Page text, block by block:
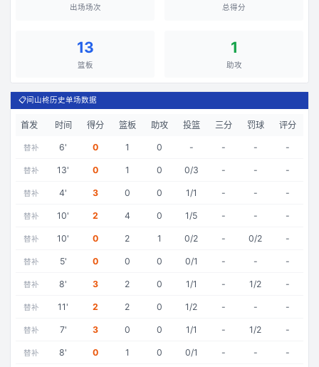
出场场次 总得分
13
篮板
1
助攻
📋间山柊历史单场数据
首发 时间 得分 篮板 助攻 投篮 三分 罚球 评分
替补 6' 0 1 0 - - - -
替补 13' 0 1 0 0/3 - - -
替补 4' 3 0 0 1/1 - - -
替补 10' 2 4 0 1/5 - - -
替补 10' 0 2 1 0/2 - 0/2 -
替补 5' 0 0 0 0/1 - - -
替补 8' 3 2 0 1/1 - 1/2 -
替补 11' 2 2 0 1/2 - - -
替补 7' 3 0 0 1/1 - 1/2 -
替补 8' 0 1 0 0/1 - - -